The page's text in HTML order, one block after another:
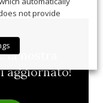
nostra
aggiornato!
not provide